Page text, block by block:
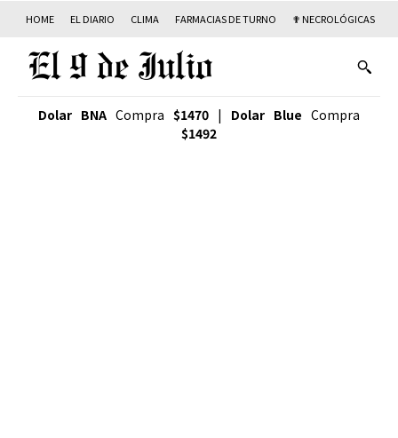
HOME EL DIARIO CLIMA FARMACIAS DE TURNO ✟ NECROLÓGICAS
Dolar BNA Compra $1470 | Dolar Blue Compra
$1492